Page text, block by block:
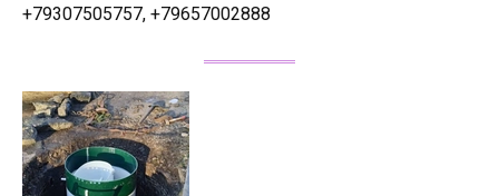
+79307505757, +79657002888